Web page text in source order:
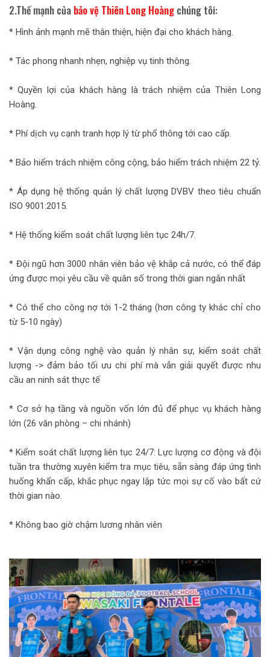
2.Thế mạnh của bảo vệ Thiên Long Hoàng chúng tôi:
* Hình ảnh mạnh mẽ thân thiện, hiện đại cho khách hàng.
* Tác phong nhanh nhẹn, nghiệp vụ tinh thông.
* Quyền lợi của khách hàng là trách nhiệm của Thiên Long
Hoàng.
* Phí dịch vụ cạnh tranh hợp lý từ phổ thông tới cao cấp.
* Bảo hiểm trách nhiệm công cộng, bảo hiểm trách nhiệm 22 tỷ.
* Áp dụng hệ thống quản lý chất lượng DVBV theo tiêu chuẩn
ISO 9001:2015.
* Hệ thống kiểm soát chất lượng liên tục 24h/7.
* Đội ngũ hơn 3000 nhân viên bảo vệ khắp cả nước, có thể đáp
ứng được mọi yêu cầu về quân số trong thời gian ngắn nhất
* Có thể cho công nợ tới 1-2 tháng (hơn công ty khác chỉ cho
từ 5-10 ngày)
* Vận dụng công nghệ vào quản lý nhân sự, kiểm soát chất
lượng -> đảm bảo tối ưu chi phí mà vẫn giải quyết được nhu
cầu an ninh sát thực tế
* Cơ sở hạ tầng và nguồn vốn lớn đủ để phục vụ khách hàng
lớn (26 văn phòng – chi nhánh)
* Kiểm soát chất lượng liên tục 24/7: Lực lượng cơ động và đội
tuần tra thường xuyên kiểm tra mục tiêu, sẵn sàng đáp ứng tình
huống khẩn cấp, khắc phục ngay lập tức mọi sự cố vào bất cứ
thời gian nào.
* Không bao giờ chậm lương nhân viên